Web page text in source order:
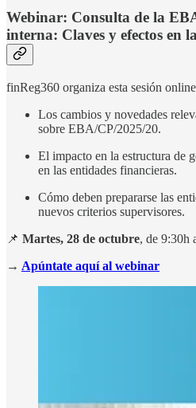
Webinar: Consulta de la
interna: Claves y efectos en
finReg360 organiza esta sesión
Los cambios y novedades
sobre EBA/CP/2025/20.
El impacto en la estructura de
en las entidades financieras.
Cómo deben prepararse las
nuevos criterios supervisores.
📌 Martes, 28 de octubre, de 9:30h
→ Apúntate aquí al webinar